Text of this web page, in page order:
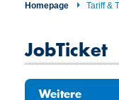
Homepage Tariff &
JobTicket
Weitere